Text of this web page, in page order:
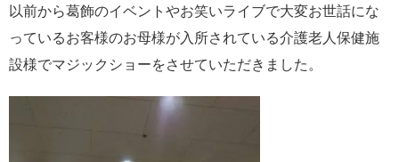
以前から葛飾のイベントやお笑いライブで大変お世話にな
っているお客様のお母様が入所されている介護老人保健施
設様でマジックショーをさせていただきました。